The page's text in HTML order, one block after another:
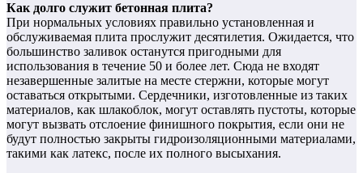
Как долго служит бетонная плита?
При нормальных условиях правильно установленная и
обслуживаемая плита прослужит десятилетия. Ожидается, что
большинство заливок останутся пригодными для
использования в течение 50 и более лет. Сюда не входят
незавершенные залитые на месте стержни, которые могут
оставаться открытыми. Сердечники, изготовленные из таких
материалов, как шлакоблок, могут оставлять пустоты, которые
могут вызвать отслоение финишного покрытия, если они не
будут полностью закрыты гидроизоляционными материалами,
такими как латекс, после их полного высыхания.